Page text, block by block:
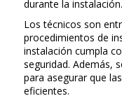
durante la instalación.
Los técnicos son
procedimientos de
instalación cumpla
seguridad. Además,
para asegurar que
eficientes.